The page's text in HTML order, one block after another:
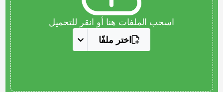
اسحب الملفات هنا أو انقر للتحميل
اختر ملفًا